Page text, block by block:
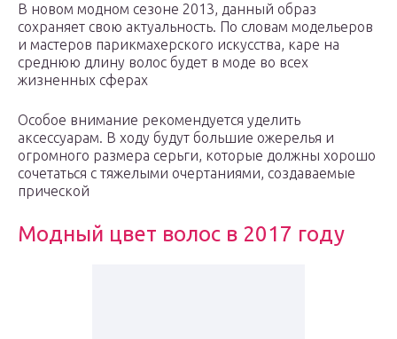
В новом модном сезоне 2013, данный образ
сохраняет свою актуальность. По словам модельеров
и мастеров парикмахерского искусства, каре на
среднюю длину волос будет в моде во всех
жизненных сферах
Особое внимание рекомендуется уделить
аксессуарам. В ходу будут большие ожерелья и
огромного размера серьги, которые должны хорошо
сочетаться с тяжелыми очертаниями, создаваемые
прической
Модный цвет волос в 2017 году